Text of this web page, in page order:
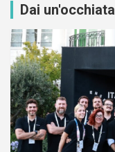
Dai un'occhiata